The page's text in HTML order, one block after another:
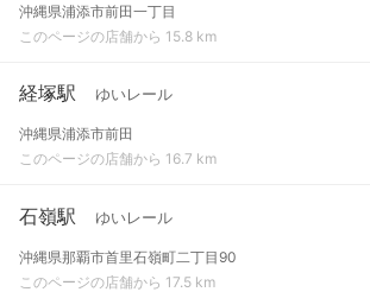
沖縄県浦添市前田一丁目
このページの店舗から 15.8 km
経塚駅 ゆいレール
沖縄県浦添市前田
このページの店舗から 16.7 km
石嶺駅 ゆいレール
沖縄県那覇市首里石嶺町二丁目90
このページの店舗から 17.5 km